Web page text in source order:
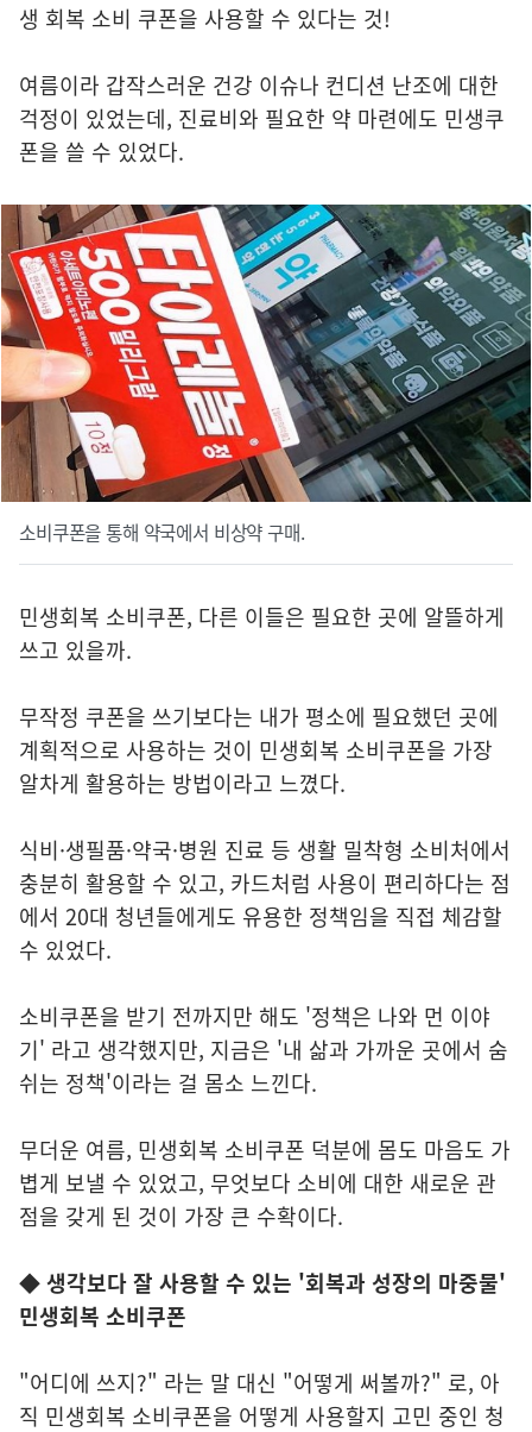
생 회복 소비 쿠폰을 사용할 수 있다는 것!
여름이라 갑작스러운 건강 이슈나 컨디션 난조에 대한
걱정이 있었는데, 진료비와 필요한 약 마련에도 민생쿠
폰을 쓸 수 있었다.
소비쿠폰을 통해 약국에서 비상약 구매.
민생회복 소비쿠폰, 다른 이들은 필요한 곳에 알뜰하게
쓰고 있을까.
무작정 쿠폰을 쓰기보다는 내가 평소에 필요했던 곳에
계획적으로 사용하는 것이 민생회복 소비쿠폰을 가장
알차게 활용하는 방법이라고 느꼈다.
식비·생필품·약국·병원 진료 등 생활 밀착형 소비처에서
충분히 활용할 수 있고, 카드처럼 사용이 편리하다는 점
에서 20대 청년들에게도 유용한 정책임을 직접 체감할
수 있었다.
소비쿠폰을 받기 전까지만 해도 '정책은 나와 먼 이야
기' 라고 생각했지만, 지금은 '내 삶과 가까운 곳에서 숨
쉬는 정책'이라는 걸 몸소 느낀다.
무더운 여름, 민생회복 소비쿠폰 덕분에 몸도 마음도 가
볍게 보낼 수 있었고, 무엇보다 소비에 대한 새로운 관
점을 갖게 된 것이 가장 큰 수확이다.
◆ 생각보다 잘 사용할 수 있는 '회복과 성장의 마중물'
민생회복 소비쿠폰
"어디에 쓰지?" 라는 말 대신 "어떻게 써볼까?" 로, 아
직 민생회복 소비쿠폰을 어떻게 사용할지 고민 중인 청